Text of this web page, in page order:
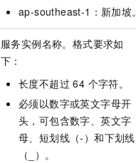
ap-southeast-1：新加坡。
服务实例名称。格式要求如
下：
长度不超过 64 个字符。
必须以数字或英文字母开
头，可包含数字、英文字
母、短划线（-）和下划线
（_）。